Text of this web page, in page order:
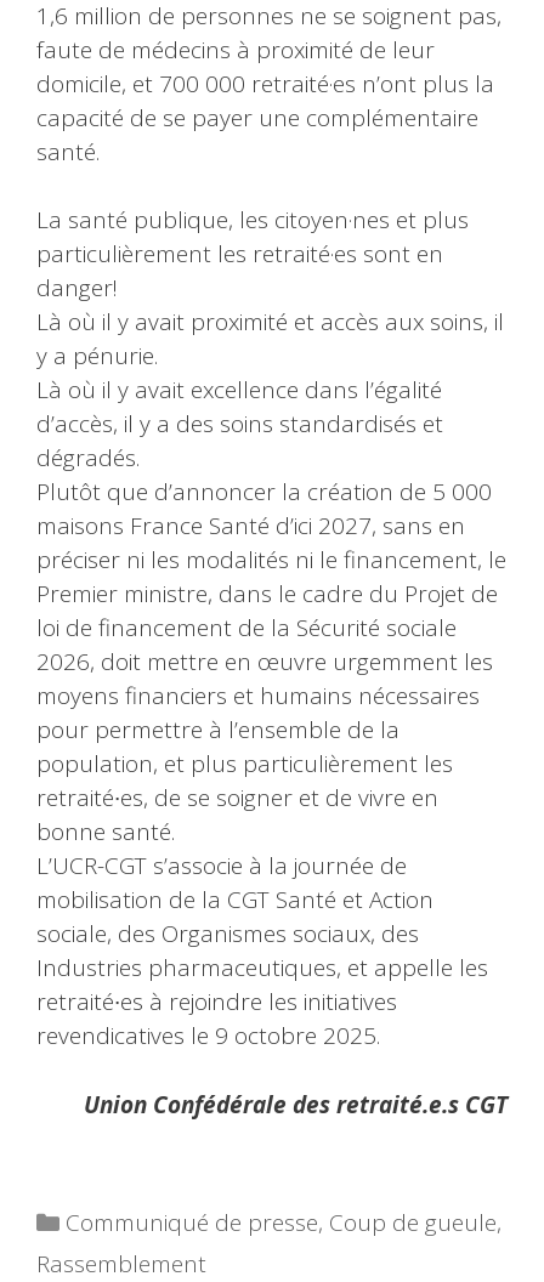
1,6 million de personnes ne se soignent pas,
faute de médecins à proximité de leur
domicile, et 700 000 retraité·es n’ont plus la
capacité de se payer une complémentaire
santé.
La santé publique, les citoyen·nes et plus
particulièrement les retraité·es sont en
danger!
Là où il y avait proximité et accès aux soins, il
y a pénurie.
Là où il y avait excellence dans l’égalité
d’accès, il y a des soins standardisés et
dégradés.
Plutôt que d’annoncer la création de 5 000
maisons France Santé d’ici 2027, sans en
préciser ni les modalités ni le financement, le
Premier ministre, dans le cadre du Projet de
loi de financement de la Sécurité sociale
2026, doit mettre en œuvre urgemment les
moyens financiers et humains nécessaires
pour permettre à l’ensemble de la
population, et plus particulièrement les
retraité∙es, de se soigner et de vivre en
bonne santé.
L’UCR-CGT s’associe à la journée de
mobilisation de la CGT Santé et Action
sociale, des Organismes sociaux, des
Industries pharmaceutiques, et appelle les
retraité∙es à rejoindre les initiatives
revendicatives le 9 octobre 2025.
Union Confédérale des retraité.e.s CGT
Catégories
Communiqué de presse, Coup de gueule,
Rassemblement